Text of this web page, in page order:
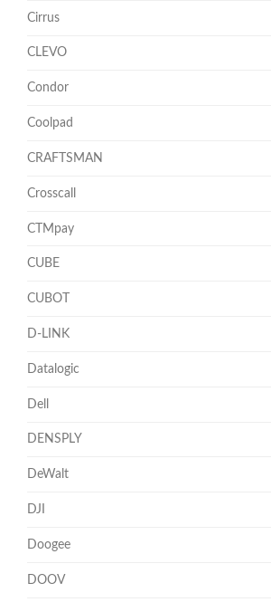
Cirrus
CLEVO
Condor
Coolpad
CRAFTSMAN
Crosscall
CTMpay
CUBE
CUBOT
D-LINK
Datalogic
Dell
DENSPLY
DeWalt
DJI
Doogee
DOOV